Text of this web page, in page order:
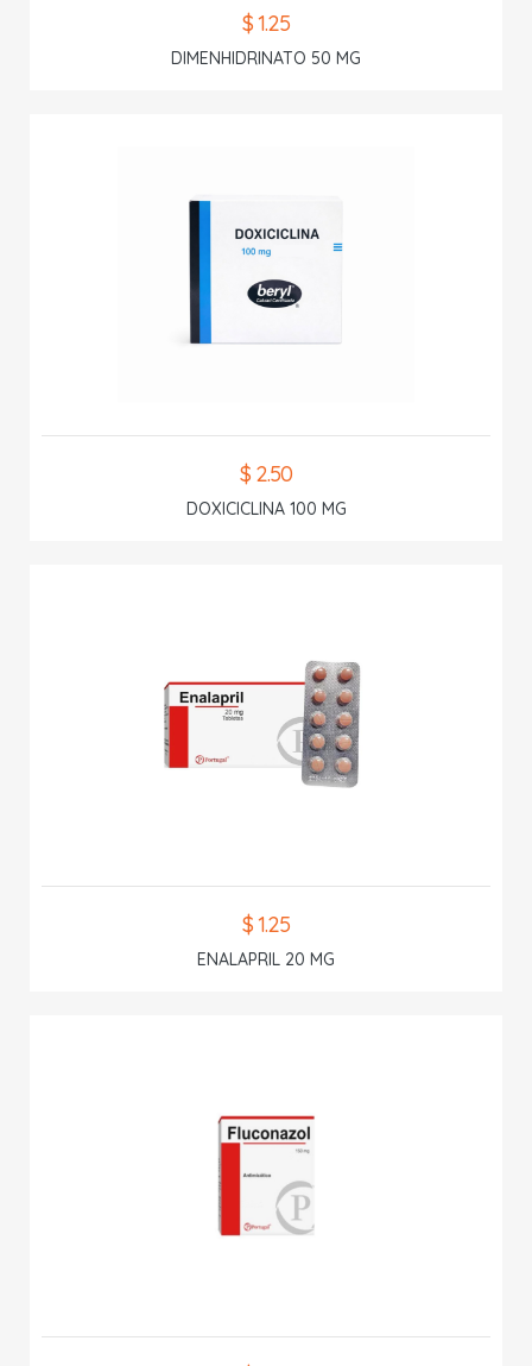
$ 1.25
DIMENHIDRINATO 50 MG
$ 2.50
DOXICICLINA 100 MG
$ 1.25
ENALAPRIL 20 MG